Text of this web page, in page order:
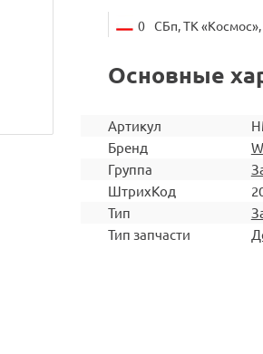
0 СБп, ТК «Космос»,
Основные
Артикул
Бренд
Группа
ШтрихКод
Тип
Тип запчасти